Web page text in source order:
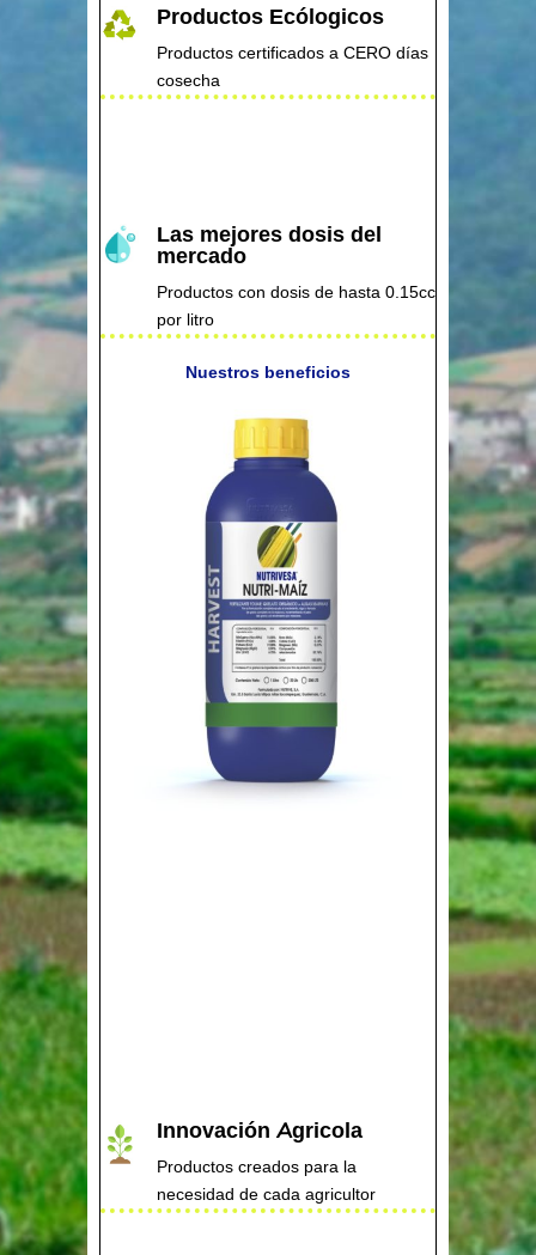
Productos Ecólogicos
Productos certificados a CERO días
cosecha
Las mejores dosis del
mercado
Productos con dosis de hasta 0.15cc
por litro
Nuestros beneficios
Innovación Agricola
Productos creados para la
necesidad de cada agricultor